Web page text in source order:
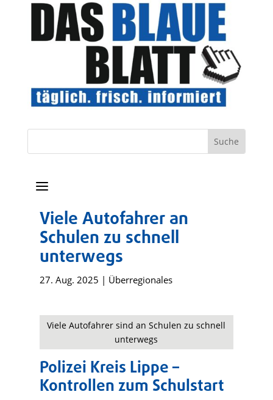
a
Viele Autofahrer an
Schulen zu schnell
unterwegs
27. Aug. 2025 | Überregionales
Viele Autofahrer sind an Schulen zu schnell
unterwegs
Polizei Kreis Lippe –
Kontrollen zum Schulstart